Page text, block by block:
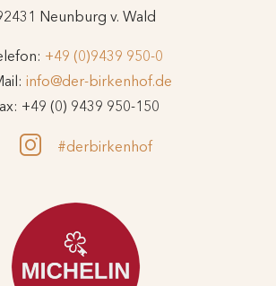
Neunburg v. Wald
+49 (0)9439 950-0
info@der-birkenhof.de
+49 (0) 9439 950-150
#derbirkenhof